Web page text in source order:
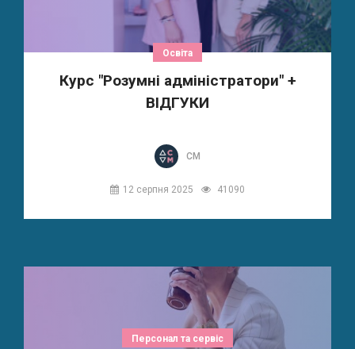
Освіта
Курс "Розумні адміністратори" +
ВІДГУКИ
СМ
12 серпня 2025 41090
Персонал та сервіс